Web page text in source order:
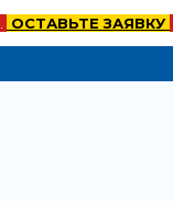
ОСТАВЬТЕ ЗАЯВКУ